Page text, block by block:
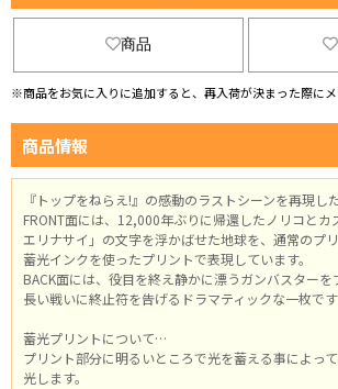
商品
※商品をお気に入りに追加すると、再入荷が決まった際にメ
商品情報
『トップをねらえ!』の感動のラストシーンを再現し
FRONT面には、12,000年ぶりに帰還したノリコとカ
エリナサイ」の文字を浮かばせた地球を、通常のプ
蓄光インクを使ったプリントで表現しています。
BACK面には、役目を終え静かに漂うガンバスターを
長い戦いに終止符を告げるドラマティックな一枚です
蓄光プリントについて…
プリント部分に明るいところで光を蓄える事によっ
光します。